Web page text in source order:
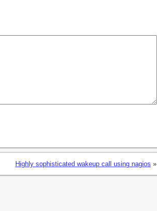
Highly sophisticated wakeup call using nagios »